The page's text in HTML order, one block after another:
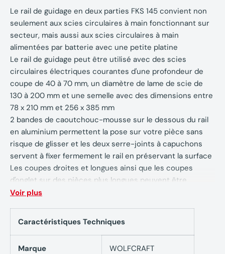
Le rail de guidage en deux parties FKS 145 convient non
seulement aux scies circulaires à main fonctionnant sur
secteur, mais aussi aux scies circulaires à main
alimentées par batterie avec une petite platine
Le rail de guidage peut être utilisé avec des scies
circulaires électriques courantes d'une profondeur de
coupe de 40 à 70 mm, un diamètre de lame de scie de
130 à 200 mm et une semelle avec des dimensions entre
78 x 210 mm et 256 x 385 mm
2 bandes de caoutchouc-mousse sur le dessous du rail
en aluminium permettent la pose sur votre pièce sans
risque de glisser et les deux serre-joints à capuchons
servent à fixer fermement le rail en préservant la surface
Les coupes droites et longues ainsi que les coupes
d'onglet sur des pièces plus longues peuvent être
facilement réalisées même dans des zones éloignées du
La lèvre en caoutchouc réduit le risque d’éclats et
marque simultanément l’arête de coupe
Voir plus
Caractéristiques Techniques
Marque WOLFCRAFT